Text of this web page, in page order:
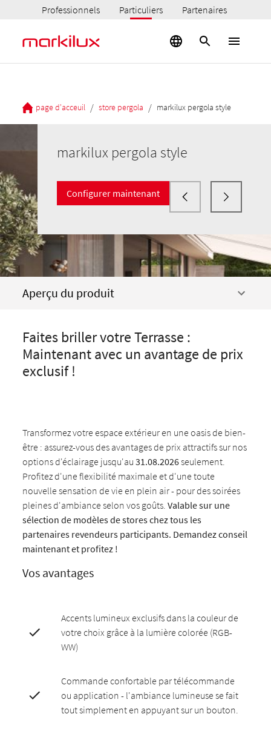
Professionnels Particuliers Partenaires
page d'acceuil / store pergola / markilux pergola style
markilux pergola style
Configurer maintenant
Aperçu du produit
Faites briller votre Terrasse :
Maintenant avec un avantage de prix
exclusif !
Transformez votre espace extérieur en une oasis de bien-
être : assurez-vous des avantages de prix attractifs sur nos
options d'éclairage jusqu'au31.08.2026seulement.
Profitez d'une flexibilité maximale et d'une toute
nouvelle sensation de vie en plein air - pour des soirées
pleines d'ambiance selon vos goûts.Valable sur une
sélection de modèles de stores chez tous les
partenaires revendeurs participants. Demandez conseil
maintenant et profitez !
Vos avantages
Accents lumineux exclusifs dans la couleur de
votre choix grâce à la lumière colorée (RGB-
WW)
Commande confortable par télécommande
ou application - l'ambiance lumineuse se fait
tout simplement en appuyant sur un bouton.